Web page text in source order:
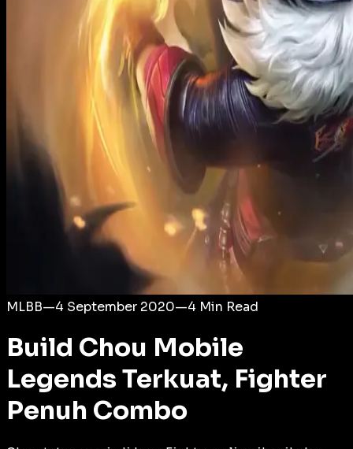
MLBB—4 September 2020—4 Min Read
Build Chou Mobile
Legends Terkuat, Fighter
Penuh Combo